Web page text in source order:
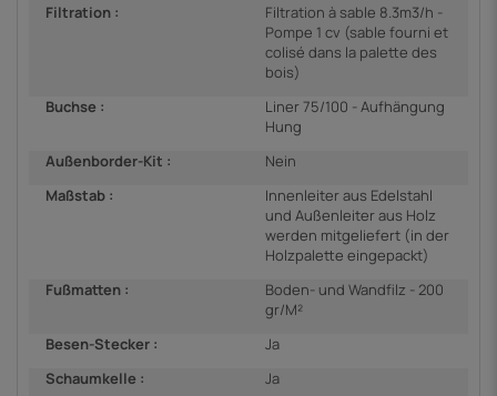
Filtration :
Filtration à sable 8.3m3/h -
Pompe 1 cv (sable fourni et
colisé dans la palette des
bois)
Buchse :
Liner 75/100 - Aufhängung
Hung
Außenborder-Kit :
Nein
Maßstab :
Innenleiter aus Edelstahl
und Außenleiter aus Holz
werden mitgeliefert (in der
Holzpalette eingepackt)
Fußmatten :
Boden- und Wandfilz - 200
gr/M²
Besen-Stecker :
Ja
Schaumkelle :
Ja